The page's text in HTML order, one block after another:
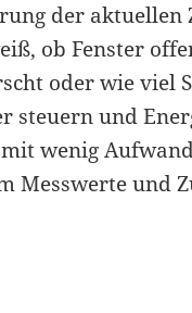
der aktuellen
ob Fenster
oder wie viel
und
wenig
Messwerte und